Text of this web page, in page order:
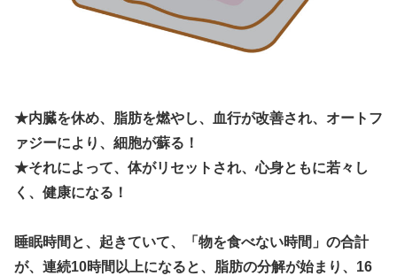
★内臓を休め、脂肪を燃やし、血行が改善され、オートフ
ァジーにより、細胞が蘇る！
★それによって、体がリセットされ、心身ともに若々し
く、健康になる！
睡眠時間と、起きていて、「物を食べない時間」の合計
が、連続10時間以上になると、脂肪の分解が始まり、16